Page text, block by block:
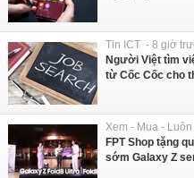
Tin ICT - 8 giờ
Người Việt tìm
từ Cốc Cốc cho
Xem - Mua -
FPT Shop tặng
sớm Galaxy Z